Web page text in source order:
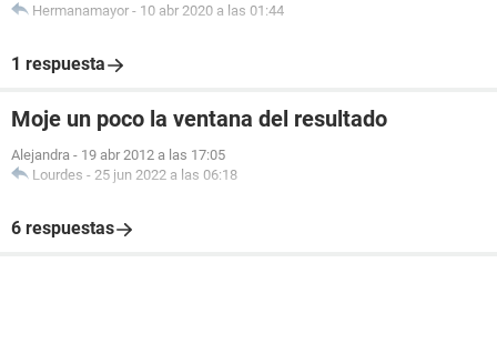
Hermanamayor - 10 abr 2020 a las 01:44
1 respuesta
Moje un poco la ventana del resultado
Alejandra - 19 abr 2012 a las 17:05
Lourdes - 25 jun 2022 a las 06:18
6 respuestas